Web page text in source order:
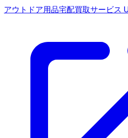
アウトドア用品宅配買取サービス